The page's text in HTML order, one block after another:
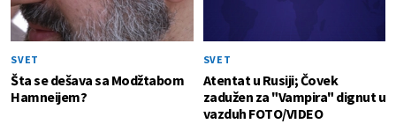
SVET
Šta se dešava sa Modžtabom
Hamneijem?
SVET
Atentat u Rusiji; Čovek
zadužen za "Vampira" dignut u
vazduh FOTO/VIDEO